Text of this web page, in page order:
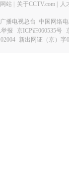
站 关于CCTV.com 人
播电视总台 中国网络
报
京ICP证060535号
新出网证（京）